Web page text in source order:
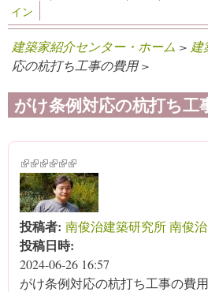
イン
建築家紹介センター・ホーム > 建
応の杭打ち工事の費用 >
がけ条例対応の杭打ち工
(link is external)
(link is external)
(link is external)
(link is external)
(link is external)
(link is external)
投稿者: 南俊治建築研究所 南俊治
投稿日時:
2024-06-26 16:57
がけ条例対応の杭打ち工事の費